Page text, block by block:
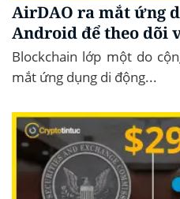
AirDAO ra mắt ứng
Android để theo dõi
Blockchain lớp một do
mắt ứng dụng di động...